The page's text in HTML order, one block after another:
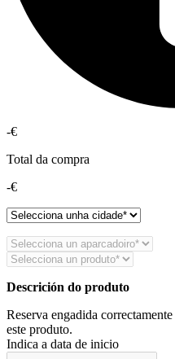
-€
Total da compra
-€
Descrición do produto
Reserva engadida correctamente
este produto.
Indica a data de inicio